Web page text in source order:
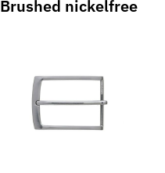
Brushed nickelfree